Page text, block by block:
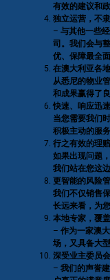
有效的建议和政
独立运营，不
– 与其他一些
司。我们会与
优、保障最全
在澳大利亚各
从悉尼的物业
和成果赢得了
快速、响应迅
当您需要我们
积极主动的服
行之有效的理
如果出现问题
我们站在您这
更智能的风险
我们不仅销售
长远来看，为
本地专家，覆
– 作为一家澳
场，又具备大
深受业主委员
– 我们的声誉